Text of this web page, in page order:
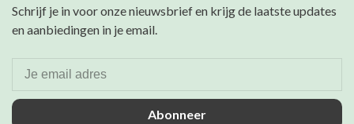
Schrijf je in voor onze nieuwsbrief en krijg de laatste updates
en aanbiedingen in je email.
Abonneer